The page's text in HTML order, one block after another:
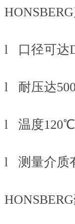
l 口径可达
l 耐压达
l 温度120℃
l 测量介质